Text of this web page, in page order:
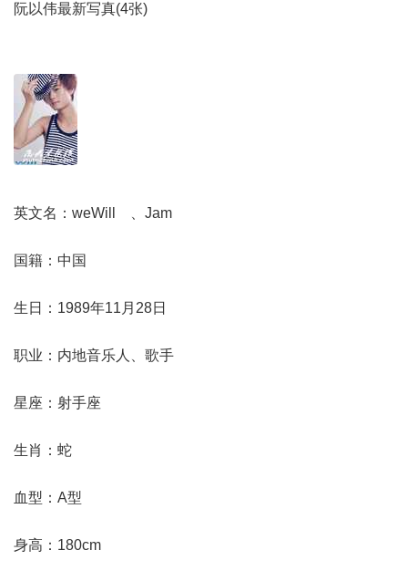
阮以伟最新写真(4张)
英文名：weWill 、Jam
国籍：中国
生日：1989年11月28日
职业：内地音乐人、歌手
星座：射手座
生肖：蛇
血型：A型
身高：180cm